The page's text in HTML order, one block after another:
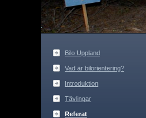
Bilo Uppland
Vad är bilorientering?
Introduktion
Tävlingar
Referat